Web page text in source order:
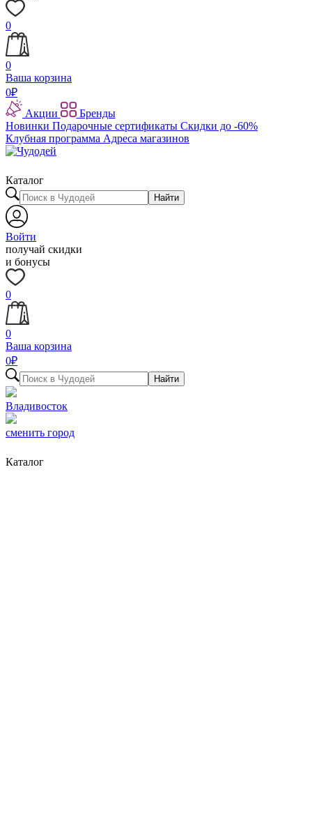
0
0
Ваша корзина
0₽
Акции
Бренды
Новинки Подарочные сертификаты Скидки до -60%
Клубная программа Адреса магазинов
Каталог
Найти
Войти
получай скидки
и бонусы
0
0
Ваша корзина
0₽
Найти
Владивосток
сменить город
Каталог